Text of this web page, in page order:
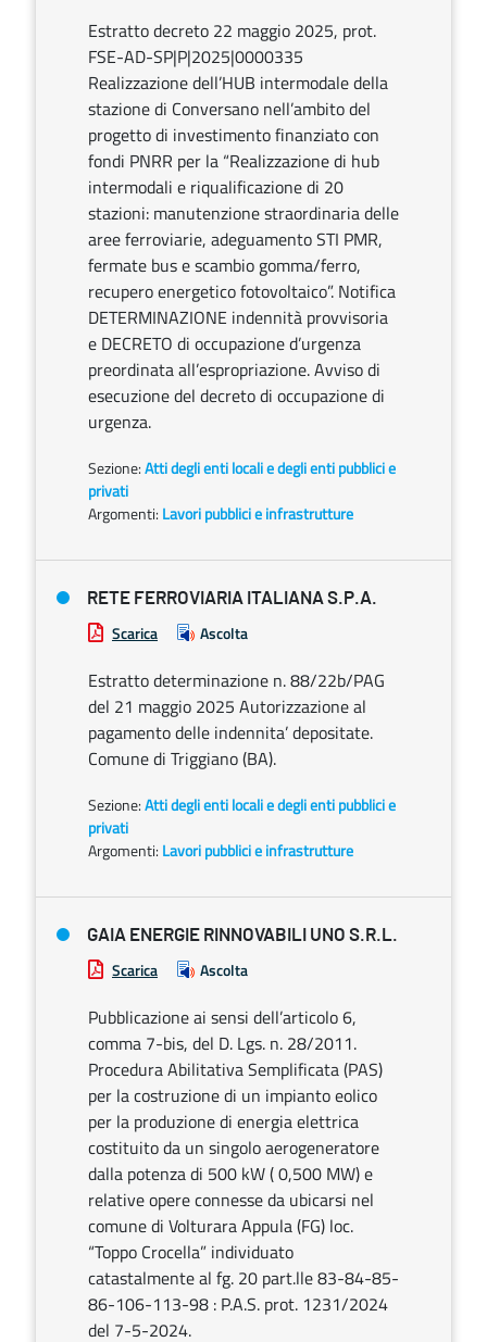
Estratto decreto 22 maggio 2025, prot.
FSE-AD-SP|P|2025|0000335
Realizzazione dell’HUB intermodale della
stazione di Conversano nell’ambito del
progetto di investimento finanziato con
fondi PNRR per la “Realizzazione di hub
intermodali e riqualificazione di 20
stazioni: manutenzione straordinaria delle
aree ferroviarie, adeguamento STI PMR,
fermate bus e scambio gomma/ferro,
recupero energetico fotovoltaico”. Notifica
DETERMINAZIONE indennità provvisoria
e DECRETO di occupazione d’urgenza
preordinata all’espropriazione. Avviso di
esecuzione del decreto di occupazione di
urgenza.
Sezione:Atti degli enti locali e degli enti pubblici e
privati
Argomenti: Lavori pubblici e infrastrutture
RETE FERROVIARIA ITALIANA S.P.A.
Scarica Ascolta
Estratto determinazione n. 88/22b/PAG
del 21 maggio 2025 Autorizzazione al
pagamento delle indennita’ depositate.
Comune di Triggiano (BA).
Sezione:Atti degli enti locali e degli enti pubblici e
privati
Argomenti: Lavori pubblici e infrastrutture
GAIA ENERGIE RINNOVABILI UNO S.R.L.
Scarica Ascolta
Pubblicazione ai sensi dell’articolo 6,
comma 7-bis, del D. Lgs. n. 28/2011.
Procedura Abilitativa Semplificata (PAS)
per la costruzione di un impianto eolico
per la produzione di energia elettrica
costituito da un singolo aerogeneratore
dalla potenza di 500 kW ( 0,500 MW) e
relative opere connesse da ubicarsi nel
comune di Volturara Appula (FG) loc.
“Toppo Crocella” individuato
catastalmente al fg. 20 part.lle 83-84-85-
86-106-113-98 : P.A.S. prot. 1231/2024
del 7-5-2024.